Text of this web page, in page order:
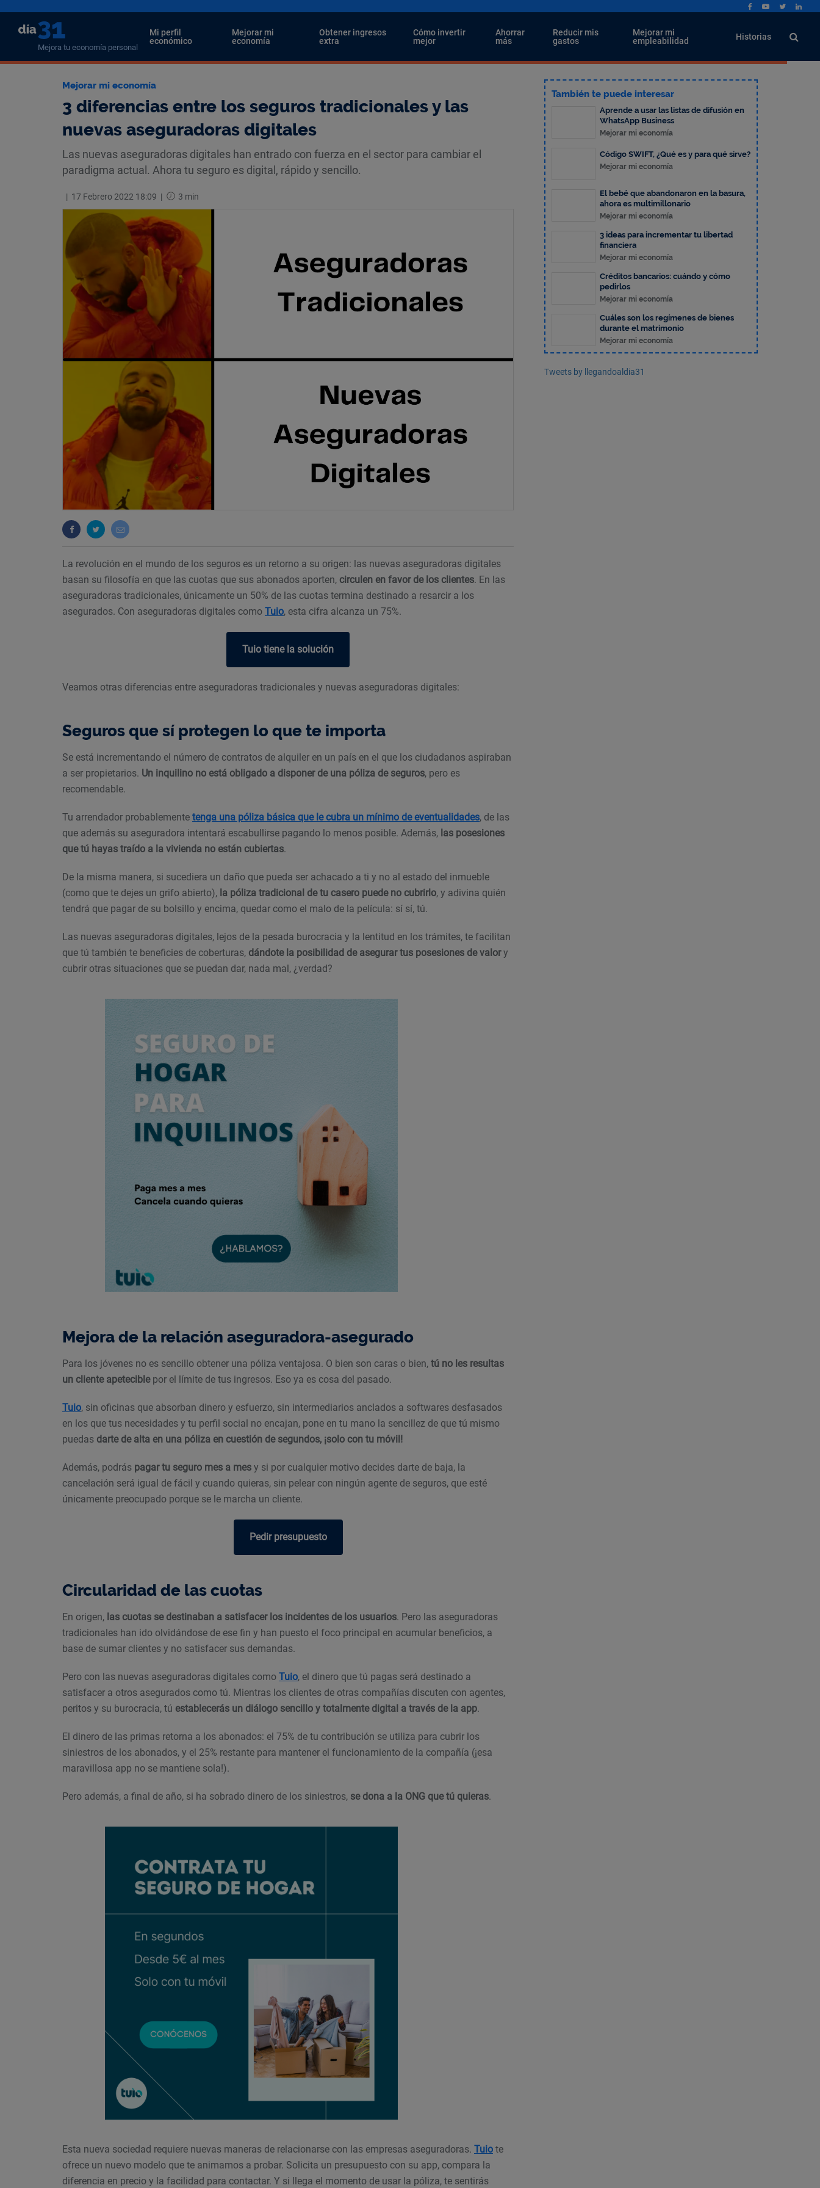
Mejora tu economía personal
Mi perfil
económico
Mejorar mi
economía
Obtener ingresos
extra
Cómo invertir
mejor
Ahorrar
más
Reducir mis
gastos
Mejorar mi
empleabilidad
Historias
Mejorar mi economía
3 diferencias entre los seguros tradicionales y las
nuevas aseguradoras digitales
Las nuevas aseguradoras digitales han entrado con fuerza en el sector para cambiar el
paradigma actual. Ahora tu seguro es digital, rápido y sencillo.
| 17 Febrero 2022 18:09 | 3 min
La revolución en el mundo de los seguros es un retorno a su origen: las nuevas aseguradoras digitales
basan su filosofía en que las cuotas que sus abonados aporten, circulen en favor de los clientes. En las
aseguradoras tradicionales, únicamente un 50% de las cuotas termina destinado a resarcir a los
asegurados. Con aseguradoras digitales como Tuio, esta cifra alcanza un 75%.
Tuio tiene la solución
Veamos otras diferencias entre aseguradoras tradicionales y nuevas aseguradoras digitales:
Seguros que sí protegen lo que te importa
Se está incrementando el número de contratos de alquiler en un país en el que los ciudadanos aspiraban
a ser propietarios. Un inquilino no está obligado a disponer de una póliza de seguros, pero es
recomendable.
Tu arrendador probablemente tenga una póliza básica que le cubra un mínimo de eventualidades, de las
que además su aseguradora intentará escabullirse pagando lo menos posible. Además, las posesiones
que tú hayas traído a la vivienda no están cubiertas.
De la misma manera, si sucediera un daño que pueda ser achacado a ti y no al estado del inmueble
(como que te dejes un grifo abierto), la póliza tradicional de tu casero puede no cubrirlo, y adivina quién
tendrá que pagar de su bolsillo y encima, quedar como el malo de la película: sí sí, tú.
Las nuevas aseguradoras digitales, lejos de la pesada burocracia y la lentitud en los trámites, te facilitan
que tú también te beneficies de coberturas, dándote la posibilidad de asegurar tus posesiones de valory
cubrir otras situaciones que se puedan dar, nada mal, ¿verdad?
Mejora de la relación aseguradora-asegurado
Para los jóvenes no es sencillo obtener una póliza ventajosa. O bien son caras o bien, tú no les resultas
un cliente apeteciblepor el límite de tus ingresos. Eso ya es cosa del pasado.
Tuio, sin oficinas que absorban dinero y esfuerzo, sin intermediarios anclados a softwares desfasados
en los que tus necesidades y tu perfil social no encajan, pone en tu mano la sencillez de que tú mismo
puedas darte de alta en una póliza en cuestión de segundos, ¡solo con tu móvil!
Además, podrás pagar tu seguro mes a mes y si por cualquier motivo decides darte de baja, la
cancelación será igual de fácil y cuando quieras, sin pelear con ningún agente de seguros, que esté
únicamente preocupado porque se le marcha un cliente.
Pedir presupuesto
Circularidad de las cuotas
En origen, las cuotas se destinaban a satisfacer los incidentes de los usuarios. Pero las aseguradoras
tradicionales han ido olvidándose de ese fin y han puesto el foco principal en acumular beneficios, a
base de sumar clientes y no satisfacer sus demandas.
Pero con las nuevas aseguradoras digitales como Tuio, el dinero que tú pagas será destinado a
satisfacer a otros asegurados como tú. Mientras los clientes de otras compañías discuten con agentes,
peritos y su burocracia, tú establecerás un diálogo sencillo y totalmente digital a través de la app.
El dinero de las primas retorna a los abonados: el 75% de tu contribución se utiliza para cubrir los
siniestros de los abonados, y el 25% restante para mantener el funcionamiento de la compañía (¡esa
maravillosa app no se mantiene sola!).
Pero además, a final de año, si ha sobrado dinero de los siniestros, se dona a la ONG que tú quieras.
Esta nueva sociedad requiere nuevas maneras de relacionarse con las empresas aseguradoras. Tuio te
ofrece un nuevo modelo que te animamos a probar. Solicita un presupuesto con su app, compara la
diferencia en precio y la facilidad para contactar. Y si llega el momento de usar la póliza, te sentirás
También te puede interesar
Aprende a usar las listas de difusión en
WhatsApp Business
Mejorar mi economía
Código SWIFT, ¿Qué es y para qué sirve?
Mejorar mi economía
El bebé que abandonaron en la basura,
ahora es multimillonario
Mejorar mi economía
3 ideas para incrementar tu libertad
financiera
Mejorar mi economía
Créditos bancarios: cuándo y cómo
pedirlos
Mejorar mi economía
Cuáles son los regímenes de bienes
durante el matrimonio
Mejorar mi economía
Tweets by llegandoaldia31